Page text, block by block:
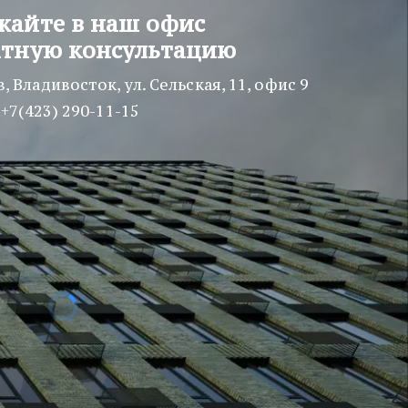
в наш офис
консультацию
,Владивосток,ул. Сельская, 11, офис 9
+7(423) 290-11-15